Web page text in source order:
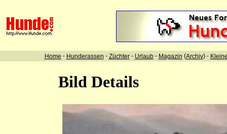
Home - Hunderassen - Züchter- Urlaub- Magazin (Archiv) -
Bild Details